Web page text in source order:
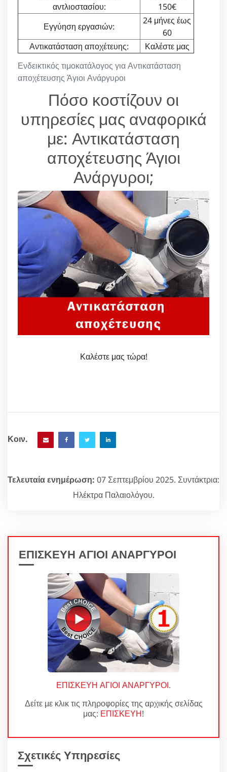
Ενδεικτικός τιμοκατάλογος για Αντικατάσταση
αποχέτευσης Άγιοι Ανάργυροι
αντλιοστασίου:
150€
Εγγύηση εργασιών:
24 μήνες έως
60
Αντικατάσταση αποχέτευης:
Καλέστε μας
Πόσο κοστίζουν οι
υπηρεσίες μας αναφορικά
με: Αντικατάσταση
αποχέτευσης Άγιοι
Ανάργυροι;
Καλέστε μας τώρα!
Κοιν.
Τελευταία ενημέρωση: 07 Σεπτεμβρίου 2025. Συντάκτρια:
Ηλέκτρα Παλαιολόγου.
ΕΠΙΣΚΕΥΗ ΑΓΙΟΙ ΑΝΑΡΓΥΡΟΙ
ΕΠΙΣΚΕΥΗ ΑΓΙΟΙ ΑΝΑΡΓΥΡΟΙ.
Δείτε με κλικ τις πληροφορίες της αρχικής σελίδας
μας: ΕΠΙΣΚΕΥΗ!
Σχετικές Υπηρεσίες